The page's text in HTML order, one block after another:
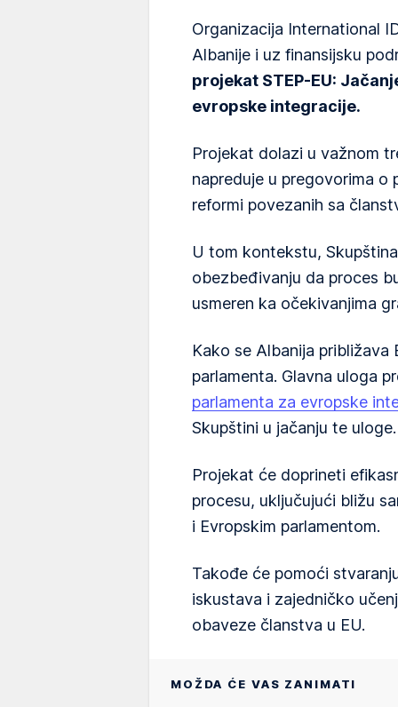
Organizacija International
Albanije i uz finansijsku
projekat STEP-EU:
evropske integracije.
Projekat dolazi u važnom
napreduje u pregovorima o
reformi povezanih sa
U tom kontekstu,
obezbeđivanju da proces
usmeren ka očekivanjima
Kako se Albanija
parlamenta. Glavna uloga
parlamenta za evropske
Skupštini u jačanju te uloge.
Projekat će doprineti
procesu, uključujući bližu
i Evropskim parlamentom.
Takođe će pomoći
iskustava i zajedničko
obaveze članstva u EU.
MOŽDA ĆE VAS ZANIMATI